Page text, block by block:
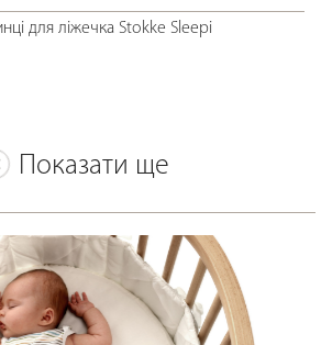
для ліжечка Stokke Sleepi
Показати ще